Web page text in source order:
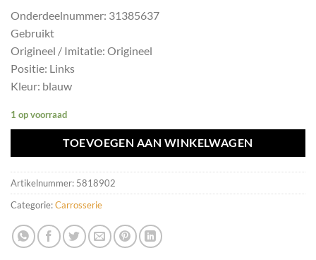
Onderdeelnummer: 31385637
Gebruikt
Origineel / Imitatie: Origineel
Positie: Links
Kleur: blauw
1 op voorraad
TOEVOEGEN AAN WINKELWAGEN
Artikelnummer: 5818902
Categorie:Carrosserie